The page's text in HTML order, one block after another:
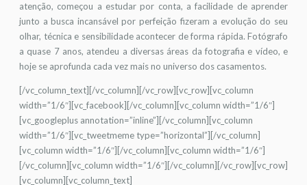
atenção, começou a estudar por conta, a facilidade de aprender
junto a busca incansável por perfeição fizeram a evolução do seu
olhar, técnica e sensibilidade acontecer de forma rápida. Fotógrafo
a quase 7 anos, atendeu a diversas áreas da fotografia e vídeo, e
hoje se aprofunda cada vez mais no universo dos casamentos.
[/vc_column_text][/vc_column][/vc_row][vc_row][vc_column
width=”1/6″][vc_facebook][/vc_column][vc_column width=”1/6″]
[vc_googleplus annotation=”inline”][/vc_column][vc_column
width=”1/6″][vc_tweetmeme type=”horizontal”][/vc_column]
[vc_column width=”1/6″][/vc_column][vc_column width=”1/6″]
[/vc_column][vc_column width=”1/6″][/vc_column][/vc_row][vc_row]
[vc_column][vc_column_text]